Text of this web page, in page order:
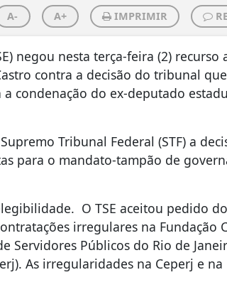
A- A+ IMPRIMIR
negou nesta terça-feira (2) recurso
contra a decisão do tribunal
condenação do ex-deputado
Tribunal Federal (STF) a
para o mandato-tampão de
O TSE aceitou pedido
irregulares na Fundação
Servidores Públicos do Rio de
As irregularidades na Ceperj e na